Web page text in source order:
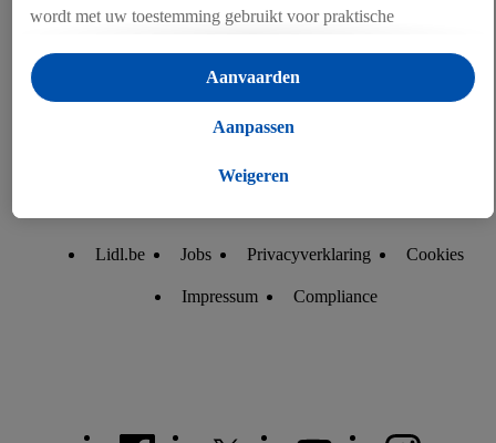
Lidl.be Jobs Privacyverklaring Cookies
Impressum Compliance
wordt met uw toestemming gebruikt voor praktische
reclame binnen en buiten de Lidl-diensten aan te bieden. Als u
deelneemt aan het Lidl Plus-programma, worden voor deze
doeleinden eveneens gegevens over uw koopgedrag in de
Als u hier uw toestemming geeft voor gepersonaliseerde
onze partner Criteo S.A. eveneens een speciale online
daarbij opgeeft, om u te herkennen bij diensten van derden en
Weigeren
Aanpassen
Aanvaarden